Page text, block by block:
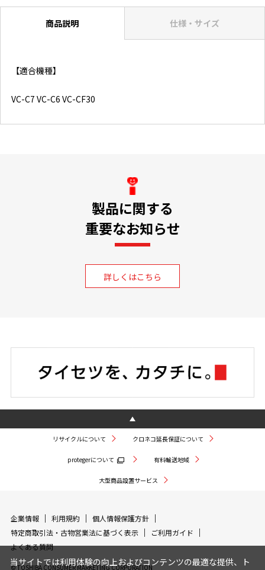
商品説明 仕様・サイズ
【適合機種】
VC-C7 VC-C6 VC-CF30
製品に関する
重要なお知らせ
詳しくはこちら
リサイクルについて クロネコ延長保証について
protegerについて 有料輸送地域
大型商品設置サービス
企業情報 利用規約
個人情報保護方針
特定商取引法・古物営業法に基づく表示
ご利用ガイド
よくある質問
© TOSHIBA CONSUMER MARKETING CORPORATION
当サイトでは利用体験の向上およびコンテンツの最適な提供、ト